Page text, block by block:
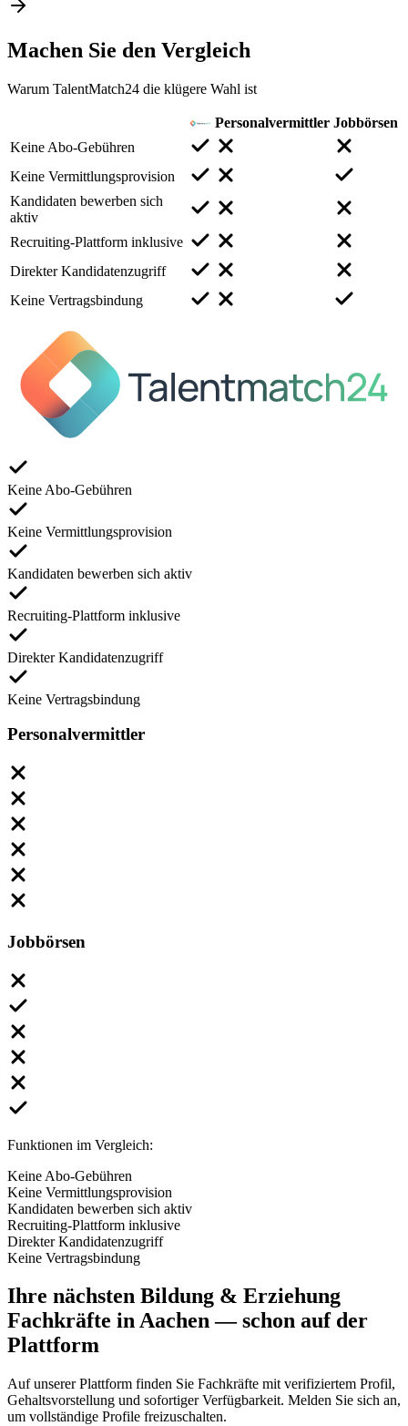
Machen Sie den Vergleich
Warum TalentMatch24 die klügere Wahl ist
Personalvermittler Jobbörsen
Keine Abo-Gebühren
Keine Vermittlungsprovision
Kandidaten bewerben sich
aktiv
Recruiting-Plattform inklusive
Direkter Kandidatenzugriff
Keine Vertragsbindung
Keine Abo-Gebühren
Keine Vermittlungsprovision
Kandidaten bewerben sich aktiv
Recruiting-Plattform inklusive
Direkter Kandidatenzugriff
Keine Vertragsbindung
Personalvermittler
Jobbörsen
Funktionen im Vergleich:
Keine Abo-Gebühren
Keine Vermittlungsprovision
Kandidaten bewerben sich aktiv
Recruiting-Plattform inklusive
Direkter Kandidatenzugriff
Keine Vertragsbindung
Ihre nächsten Bildung & Erziehung
Fachkräfte in Aachen— schon auf der
Plattform
Auf unserer Plattform finden Sie Fachkräfte mit verifiziertem Profil,
Gehaltsvorstellung und sofortiger Verfügbarkeit. Melden Sie sich an,
um vollständige Profile freizuschalten.